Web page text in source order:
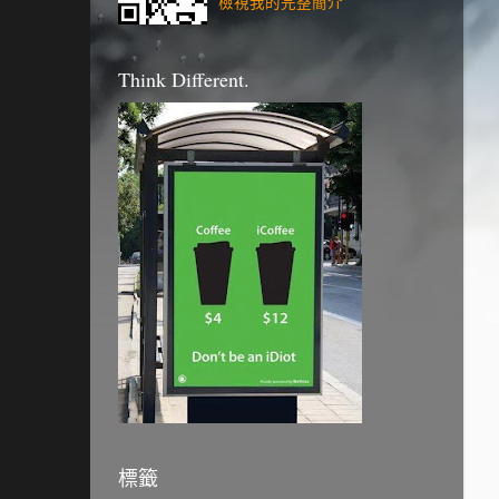
Think Different.
標籤